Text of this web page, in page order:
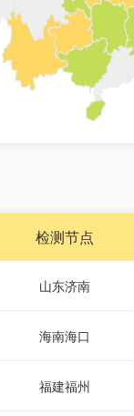
检测节点
山东济南
海南海口
福建福州